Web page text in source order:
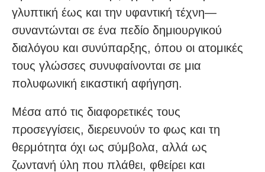
γλυπτική έως και την υφαντική τέχνη—
συναντώνται σε ένα πεδίο δημιουργικού
διαλόγου και συνύπαρξης, όπου οι ατομικές
τους γλώσσες συνυφαίνονται σε μια
πολυφωνική εικαστική αφήγηση.
Μέσα από τις διαφορετικές τους
προσεγγίσεις, διερευνούν το φως και τη
θερμότητα όχι ως σύμβολα, αλλά ως
ζωντανή ύλη που πλάθει, φθείρει και